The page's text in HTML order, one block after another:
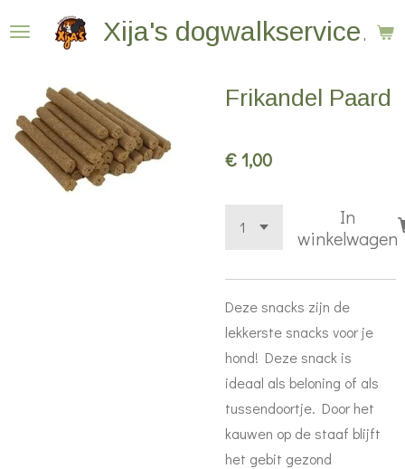
hoofdinhoud
Xija's dogwalkservice
Frikandel Paard
€ 1,00
In
winkelwagen
Deze snacks zijn de
lekkerste snacks voor je
hond! Deze snack is
ideaal als beloning of als
tussendoortje. Door het
kauwen op de staaf blijft
het gebit gezond